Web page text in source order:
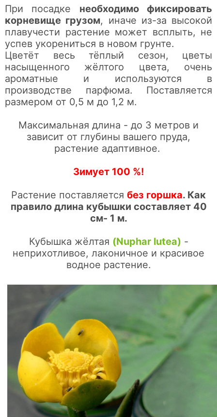
При посадке необходимо фиксировать
корневище грузом, иначе из-за высокой
плавучести растение может всплыть, не
успев укорениться в новом грунте.
Цветёт весь тёплый сезон, цветы
насыщенного жёлтого цвета, очень
ароматные и используются в
производстве парфюма. Поставляется
размером от 0,5 м до 1,2 м.
Максимальная длина - до 3 метров и
зависит от глубины вашего пруда,
растение адаптивное.
Зимует 100 %!
Растение поставляется без горшка. Как
правило длина кубышки составляет 40
см- 1 м.
Кубышка жёлтая (Nuphar lutea) -
неприхотливое, лаконичное и красивое
водное растение.